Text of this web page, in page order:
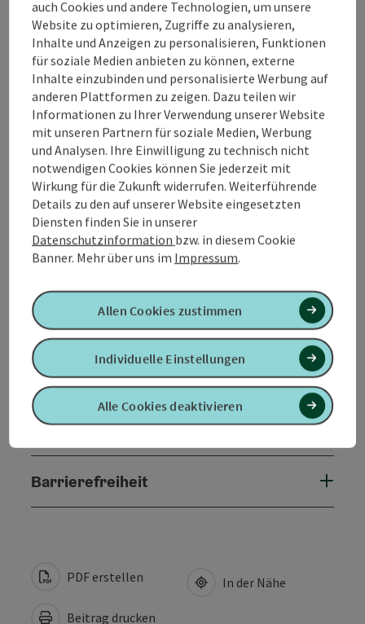
Nächster Rastplatz Richtung Enns:ca. 7,3 km
Römerradweg Rastplatz Lohnsburg
Nächster Rastplatz Richtung Passau:ca. 13,1 km
Römerradweg Rastplatz Altheim Römerbad über
Aspach
Tische und Bänke laden zum Verweilen ein, 3-teilige
Infotafeln und ein Audioguide informieren ...
Beschreibung vollständig anzeigen
Öffnungszeiten
Anreise/Lage
Eignung
Barrierefreiheit
PDF erstellen
Beitrag drucken
In der Nähe
auch Cookies und andere Technologien, um unsere
Website zu optimieren, Zugriffe zu analysieren,
Inhalte und Anzeigen zu personalisieren, Funktionen
für soziale Medien anbieten zu können, externe
Inhalte einzubinden und personalisierte Werbung auf
anderen Plattformen zu zeigen. Dazu teilen wir
Informationen zu Ihrer Verwendung unserer Website
mit unseren Partnern für soziale Medien, Werbung
und Analysen. Ihre Einwilligung zu technisch nicht
notwendigen Cookies können Sie jederzeit mit
Wirkung für die Zukunft widerrufen. Weiterführende
Details zu den auf unserer Website eingesetzten
Diensten finden Sie in unserer
Datenschutzinformation bzw. in diesem Cookie
Banner. Mehr über uns im Impressum.
Alle Cookies deaktivieren
Individuelle Einstellungen
Allen Cookies zustimmen